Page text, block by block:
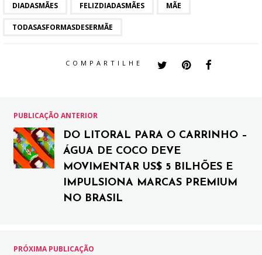
DIADASMÃES FELIZDIADASMÃES MÃE
TODASASFORMASDESERMÃE
COMPARTILHE
PUBLICAÇÃO ANTERIOR
DO LITORAL PARA O CARRINHO –
ÁGUA DE COCO DEVE
MOVIMENTAR US$ 5 BILHÕES E
IMPULSIONA MARCAS PREMIUM
NO BRASIL
PRÓXIMA PUBLICAÇÃO